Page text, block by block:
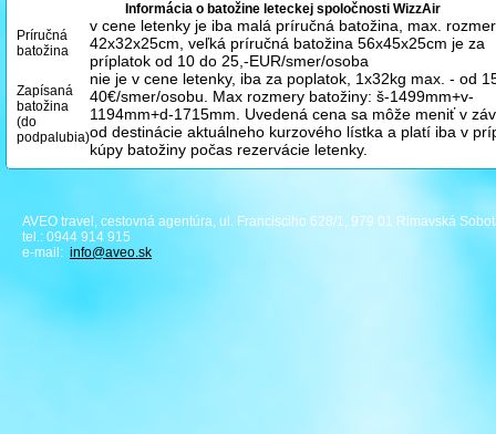
Informácia o batožine leteckej spoločnosti WizzAir
Príručná
batožina
v cene letenky je iba malá príručná batožina, max.
42x32x25cm, veľká príručná batožina 56x45x25cm je za
príplatok od 10 do 25,-EUR/smer/osoba
Zapísaná
batožina
(do
podpalubia)
nie je v cene letenky, iba za poplatok, 1x32kg max. - od
40€/smer/osobu. Max rozmery batožiny: š-1499mm+v-
1194mm+d-1715mm.
Uvedená cena sa môže meniť v
od destinácie aktuálneho kurzového lístka a platí iba v
kúpy batožiny počas rezervácie letenky.
AVEO travel, cestovná agentúra, ul. Francisciho 628/1, 979 01 Rimavská
tel.: 0944 914 915
e-mail: info@aveo.sk